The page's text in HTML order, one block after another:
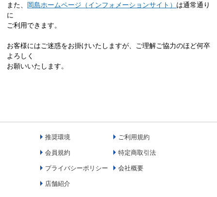
また、 岡島ホームページ（インフォメーションサイト） は通常通り
に
ご利用できます。
お客様にはご迷惑をお掛けいたしますが、ご理解ご協力のほど何卒
よろしく
お願いいたします。
推奨環境 ご利用規約
会員規約 特定商取引法
プライバシーポリシー 会社概要
店舗紹介